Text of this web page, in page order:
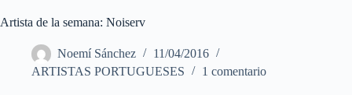
Artista de la semana: Noiserv
Noemí Sánchez
11/04/2016
ARTISTAS PORTUGUESES
1 comentario